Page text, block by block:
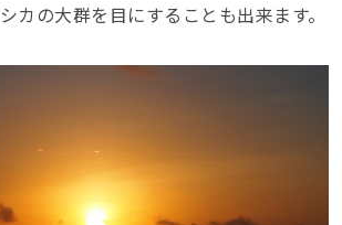
カの大群を目にすることも出来ます。